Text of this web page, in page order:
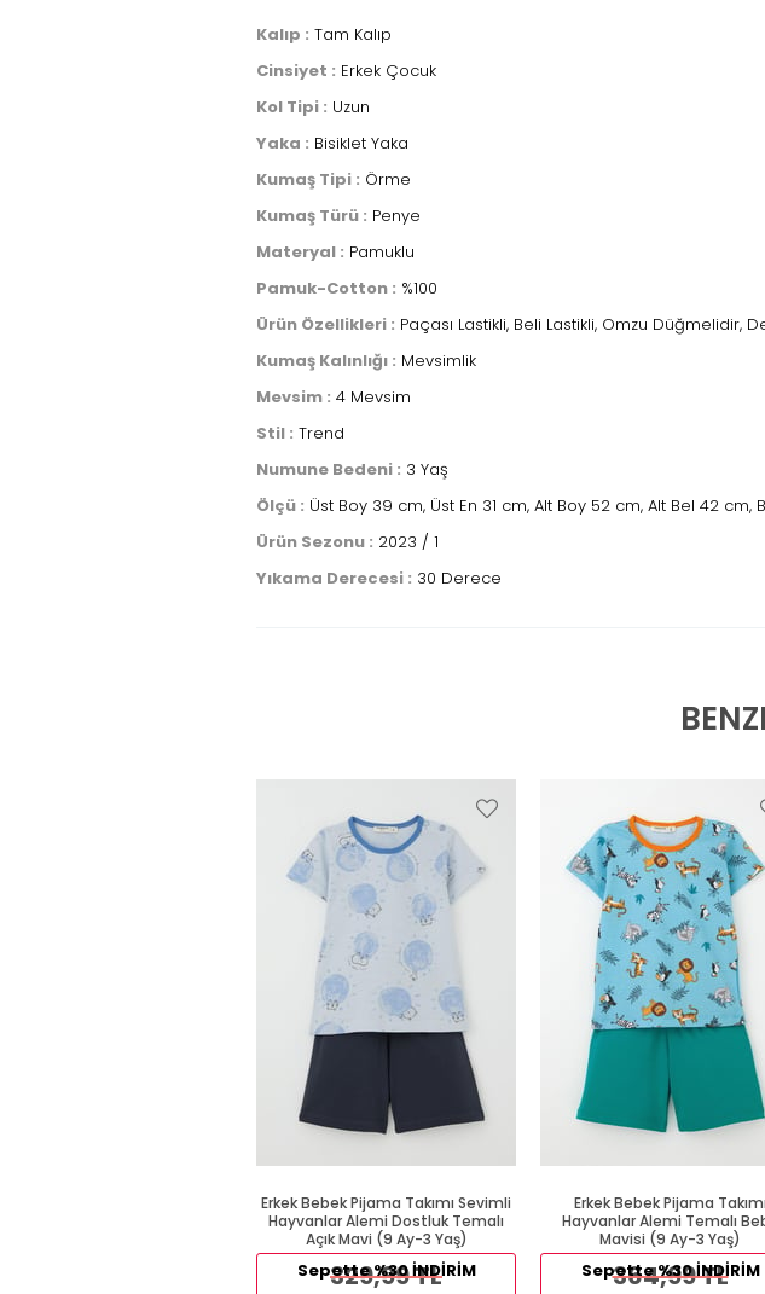
Kalıp : Tam Kalıp
Cinsiyet : Erkek Çocuk
Kol Tipi : Uzun
Yaka : Bisiklet Yaka
Kumaş Tipi : Örme
Kumaş Türü : Penye
Materyal : Pamuklu
Pamuk-Cotton : %100
Ürün Özellikleri : Paçası Lastikli, Beli Lastikli, Omzu Düğmelidir,
Kumaş Kalınlığı : Mevsimlik
Mevsim : 4 Mevsim
Stil : Trend
Numune Bedeni : 3 Yaş
Ölçü : Üst Boy 39 cm, Üst En 31 cm, Alt Boy 52 cm, Alt Bel 42
Ürün Sezonu : 2023 / 1
Yıkama Derecesi : 30 Derece
Erkek Bebek Pijama Takımı Sevimli
Hayvanlar Alemi Dostluk Temalı
Açık Mavi (9 Ay-3 Yaş)
329,99 TL
Sepette %30 İNDİRİM
Erkek Bebek Pijama Takımı
Hayvanlar Alemi Temalı
Mavisi (9 Ay-3 Yaş)
364,99 TL
Sepette %30 İNDİRİM